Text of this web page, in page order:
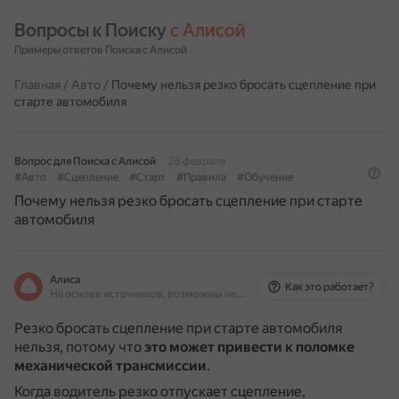
Вопросы к Поиску с Алисой
Примеры ответов Поиска с Алисой
Главная / Авто / Почему нельзя резко бросать сцепление при
старте автомобиля
Вопрос для Поиска с Алисой
28 февраля
#Авто
#Сцепление #Старт #Правила #Обучение
Почему нельзя резко бросать сцепление при старте
автомобиля
Алиса
На основе источников, возможны неточности
Как это работает?
Резко бросать сцепление при старте автомобиля
нельзя, потому что это может привести к поломке
механической трансмиссии.
Когда водитель резко отпускает сцепление,